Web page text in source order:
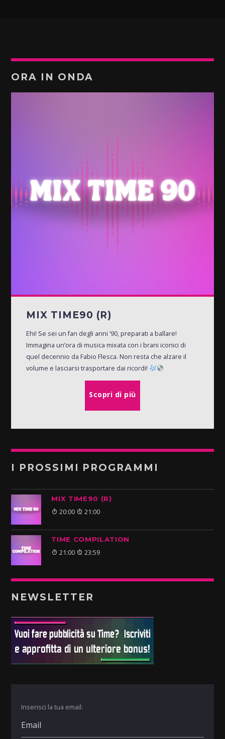
ORA IN ONDA
MIX TIME90 (R)
Ehi! Se sei un fan degli anni ’90, preparati a ballare!
Immagina un’ora di musica mixata con i brani iconici di
quel decennio da Fabio Flesca. Non resta che alzare il
volume e lasciarsi trasportare dai ricordi!
Scopri di più
I PROSSIMI PROGRAMMI
MIX TIME90 (R)
20:00 21:00
TIME COMPILATION
21:00 23:59
NEWSLETTER
Inserisci la tua email: